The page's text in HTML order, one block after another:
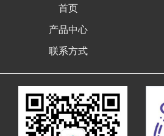
首页
产品中心
联系方式